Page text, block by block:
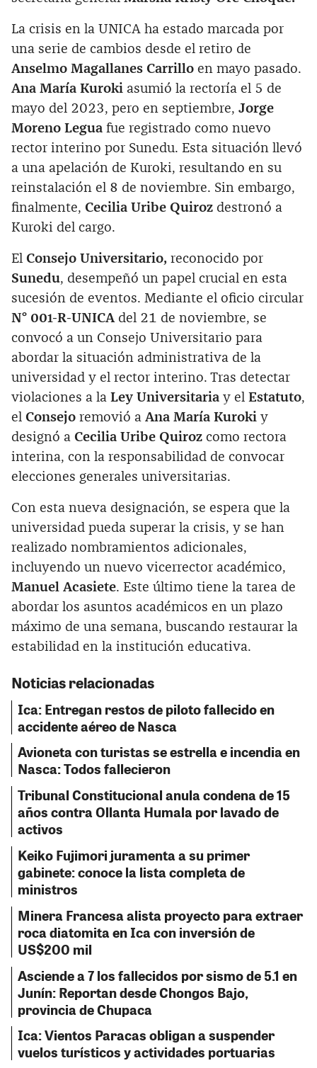
La crisis en la UNICA ha estado marcada por
una serie de cambios desde el retiro de
Anselmo Magallanes Carrillo en mayo pasado.
Ana María Kuroki asumió la rectoría el 5 de
mayo del 2023, pero en septiembre, Jorge
Moreno Legua fue registrado como nuevo
rector interino por Sunedu. Esta situación llevó
a una apelación de Kuroki, resultando en su
reinstalación el 8 de noviembre. Sin embargo,
finalmente, Cecilia Uribe Quiroz destronó a
Kuroki del cargo.
El Consejo Universitario, reconocido por
Sunedu, desempeñó un papel crucial en esta
sucesión de eventos. Mediante el oficio circular
N° 001-R-UNICAdel 21 de noviembre, se
convocó a un Consejo Universitario para
abordar la situación administrativa de la
universidad y el rector interino. Tras detectar
violaciones a la Ley Universitaria y el Estatuto,
el Consejo removió a Ana María Kuroki y
designó a Cecilia Uribe Quiroz como rectora
interina, con la responsabilidad de convocar
elecciones generales universitarias.
Con esta nueva designación, se espera que la
universidad pueda superar la crisis, y se han
realizado nombramientos adicionales,
incluyendo un nuevo vicerrector académico,
Manuel Acasiete. Este último tiene la tarea de
abordar los asuntos académicos en un plazo
máximo de una semana, buscando restaurar la
estabilidad en la institución educativa.
Noticias relacionadas
Ica: Entregan restos de piloto fallecido en
accidente aéreo de Nasca
Avioneta con turistas se estrella e incendia en
Nasca: Todos fallecieron
Tribunal Constitucional anula condena de 15
años contra Ollanta Humala por lavado de
activos
Keiko Fujimori juramenta a su primer
gabinete: conoce la lista completa de
ministros
Minera Francesa alista proyecto para extraer
roca diatomita en Ica con inversión de
US$200 mil
Asciende a 7 los fallecidos por sismo de 5.1 en
Junín: Reportan desde Chongos Bajo,
provincia de Chupaca
Ica: Vientos Paracas obligan a suspender
vuelos turísticos y actividades portuarias